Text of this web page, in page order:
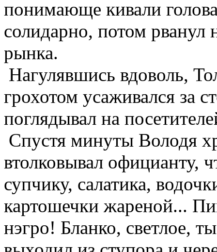
понимающе кивали
солидарно, потом рванул
рынка.
Нагулявшись вдоволь,
грохотом усаживался за
поглядывал на
Спустя минуты Володя
втолковывал официанту,
супчику, салатика,
картошечки жареной...
нэгро! Бланко, светлое,